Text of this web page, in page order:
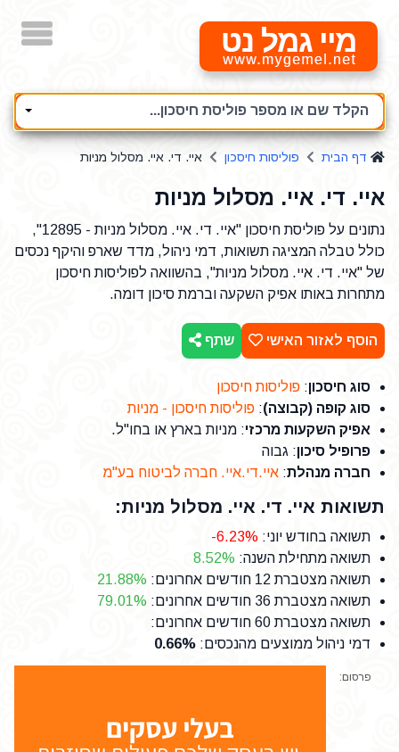
מיי גמל נט
הקלד שם או מספר פוליסת חיסכון...
דף הבית פוליסות חיסכון איי. די. איי. מסלול מניות
איי. די. איי. מסלול מניות
נתונים על פוליסת חיסכון "איי. די. איי. מסלול מניות - 12895",
כולל טבלה המציגה תשואות, דמי ניהול, מדד שארפ והיקף נכסים
של "איי. די. איי. מסלול מניות", בהשוואה לפוליסות חיסכון
מתחרות באותו אפיק השקעה וברמת סיכון דומה.
הוסף לאזור האישי שתף
סוג חיסכון: פוליסות חיסכון
סוג קופה (קבוצה): פוליסות חיסכון - מניות
אפיק השקעות מרכזי: מניות בארץ או בחו"ל.
פרופיל סיכון: גבוה
חברה מנהלת: איי.די.איי. חברה לביטוח בע"מ
תשואות איי. די. איי. מסלול מניות:
תשואה בחודש יוני:
-6.23%
תשואה מתחילת השנה:
8.52%
תשואה מצטברת 12 חודשים אחרונים
:
21.88%
תשואה מצטברת 36 חודשים אחרונים
:
79.01%
תשואה מצטברת 60 חודשים אחרונים
:
דמי ניהול ממוצעים מהנכסים:
0.66%
פרסום: